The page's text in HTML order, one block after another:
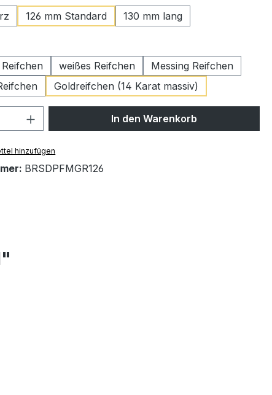
126 mm Standard 130 mm lang
weißes Reifchen
Messing Reifchen
Goldreifchen (14 Karat massiv)
Anzahl: Gib den gewünschten Wert
In den Warenkorb
hinzufügen
BRSDPFMGR126